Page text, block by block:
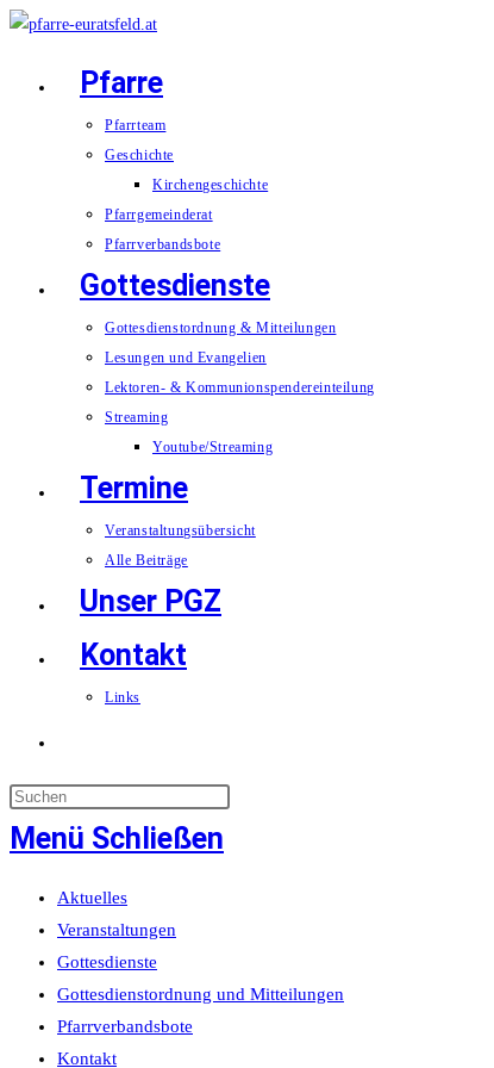
Zum
springen
Pfarre
Pfarrteam
Geschichte
Kirchengeschichte
Pfarrgemeinderat
Pfarrverbandsbote
Gottesdienste
Gottesdienstordnung & Mitteilungen
Lesungen und Evangelien
Lektoren- & Kommunionspendereinteilung
Streaming
Youtube/Streaming
Termine
Veranstaltungsübersicht
Alle Beiträge
Unser PGZ
Kontakt
Links
Suche
umschalten
Menü Schließen
Aktuelles
Veranstaltungen
Gottesdienste
Gottesdienstordnung und Mitteilungen
Pfarrverbandsbote
Kontakt